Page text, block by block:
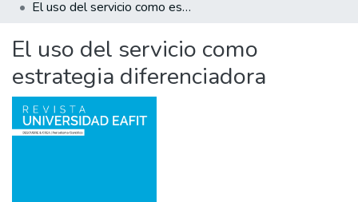
Statistics
El uso del servicio como estrategia diferenciadora
El uso del servicio como
estrategia diferenciadora